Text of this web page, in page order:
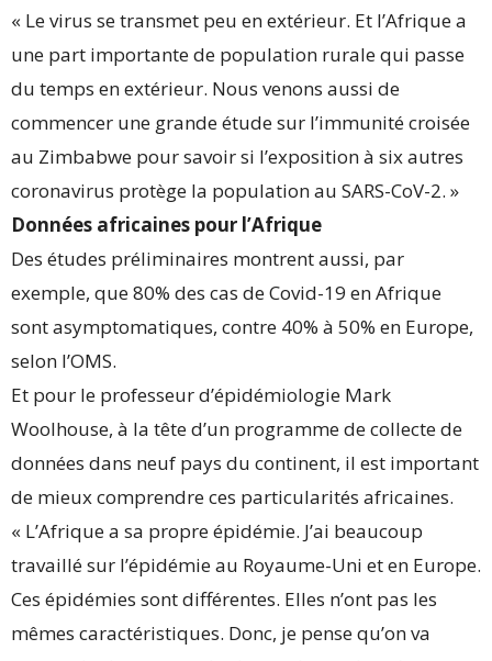
« Le virus se transmet peu en extérieur. Et l’Afrique a
une part importante de population rurale qui passe
du temps en extérieur. Nous venons aussi de
commencer une grande étude sur l’immunité croisée
au Zimbabwe pour savoir si l’exposition à six autres
coronavirus protège la population au SARS-CoV-2. »
Données africaines pour l’Afrique
Des études préliminaires montrent aussi, par
exemple, que 80% des cas de Covid-19 en Afrique
sont asymptomatiques, contre 40% à 50% en Europe,
selon l’OMS.
Et pour le professeur d’épidémiologie Mark
Woolhouse, à la tête d’un programme de collecte de
données dans neuf pays du continent, il est important
de mieux comprendre ces particularités africaines.
« L’Afrique a sa propre épidémie. J’ai beaucoup
travaillé sur l’épidémie au Royaume-Uni et en Europe.
Ces épidémies sont différentes. Elles n’ont pas les
mêmes caractéristiques. Donc, je pense qu’on va